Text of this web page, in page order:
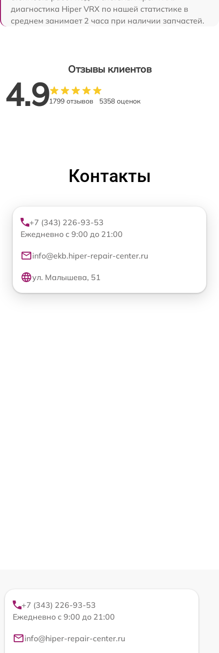
диагностика Hiper VRX по нашей статистике в
среднем занимает 2 часа при наличии запчастей.
Отзывы клиентов
4.91799 отзывов 5358 оценок
Контакты
+7 (343) 226-93-53
Ежедневно с 9:00 до 21:00
info@ekb.hiper-repair-center.ru
ул. Малышева, 51
+7 (343) 226-93-53
Ежедневно с 9:00 до 21:00
info@hiper-repair-center.ru